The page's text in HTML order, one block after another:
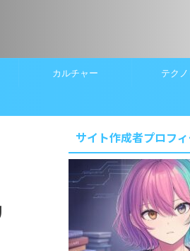
カルチャー テク
サイト作成者プロフ